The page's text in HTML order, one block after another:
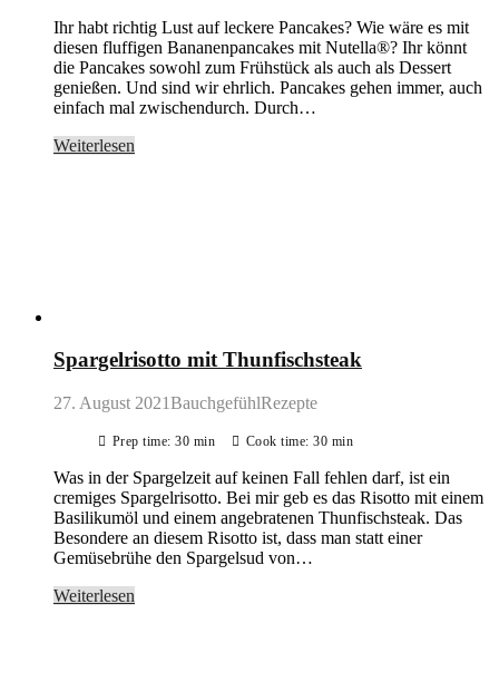
Ihr habt richtig Lust auf leckere Pancakes? Wie wäre es mit
diesen fluffigen Bananenpancakes mit Nutella®? Ihr könnt
die Pancakes sowohl zum Frühstück als auch als Dessert
genießen. Und sind wir ehrlich. Pancakes gehen immer, auch
einfach mal zwischendurch. Durch…
Weiterlesen
Spargelrisotto mit Thunfischsteak
27. August 2021BauchgefühlRezepte
Prep time: 30 min Cook time: 30 min
Was in der Spargelzeit auf keinen Fall fehlen darf, ist ein
cremiges Spargelrisotto. Bei mir geb es das Risotto mit einem
Basilikumöl und einem angebratenen Thunfischsteak. Das
Besondere an diesem Risotto ist, dass man statt einer
Gemüsebrühe den Spargelsud von…
Weiterlesen